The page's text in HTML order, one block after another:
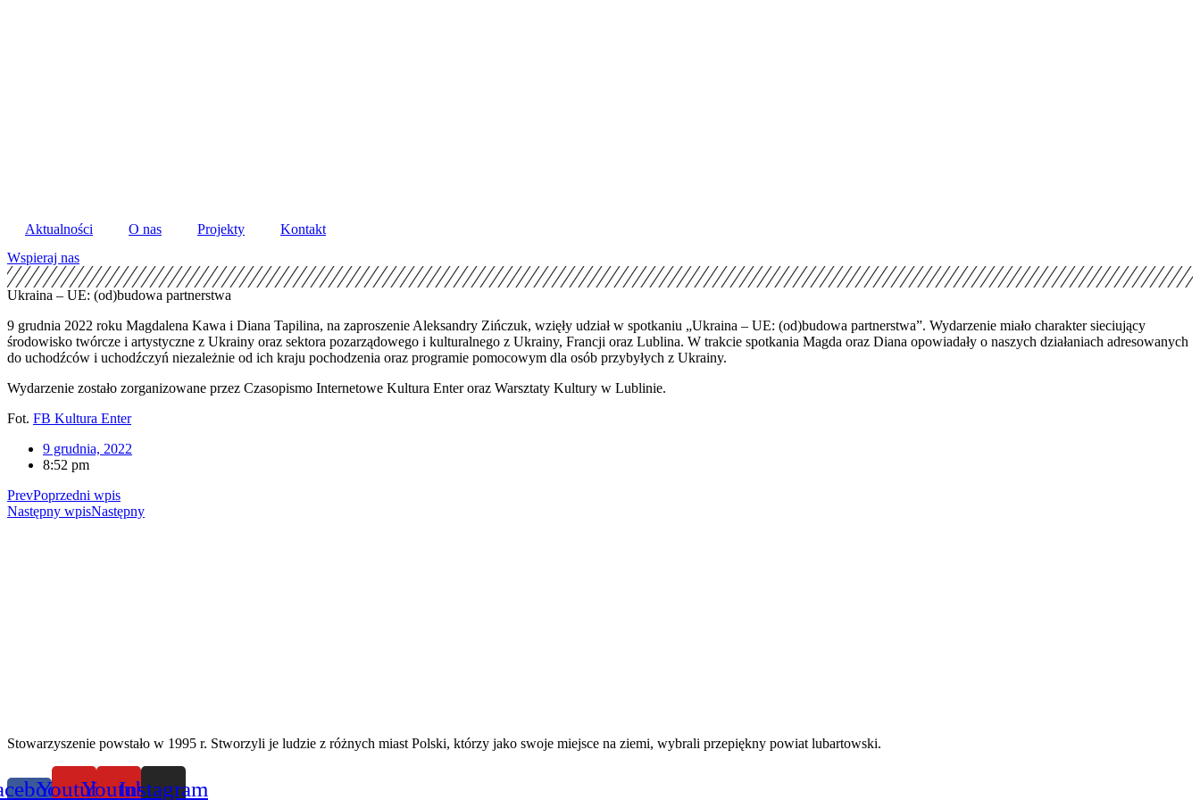
Aktualności O nas Projekty
Kontakt
Wspieraj nas
Ukraina – UE: (od)budowa partnerstwa
9 grudnia 2022 roku Magdalena Kawa i Diana Tapilina, na zaproszenie Aleksandry Zińczuk, wzięły udział w spotkaniu „Ukraina – UE: (od)budowa partnerstwa”. Wydarzenie miało charakter sieciujący
środowisko twórcze i artystyczne z Ukrainy oraz sektora pozarządowego i kulturalnego z Ukrainy, Francji oraz Lublina. W trakcie spotkania Magda oraz Diana opowiadały o naszych działaniach adresowanych
do uchodźców i uchodźczyń niezależnie od ich kraju pochodzenia oraz programie pomocowym dla osób przybyłych z Ukrainy.
Wydarzenie zostało zorganizowane przez Czasopismo Internetowe Kultura Enter oraz Warsztaty Kultury w Lublinie.
Fot. FB Kultura Enter
9 grudnia, 2022
8:52 pm
PrevPoprzedni wpis
Następny wpisNastępny
Stowarzyszenie powstało w 1995 r. Stworzyli je ludzie z różnych miast Polski, którzy jako swoje miejsce na ziemi, wybrali przepiękny powiat lubartowski.
YoutubeYoutubeInstagram